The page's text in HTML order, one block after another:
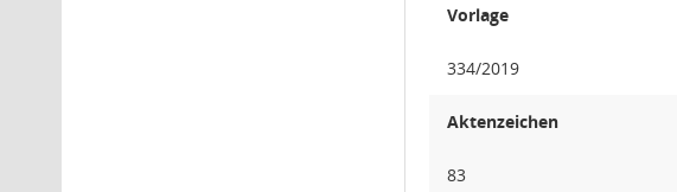
Vorlage
334/2019
Aktenzeichen
83